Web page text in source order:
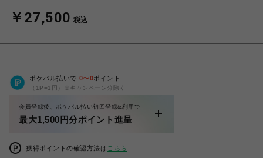
￥27,500 税込
ポケパル払いで 0〜0ポイント
（1P=1円）※キャンペーン分除く
会員登録後、ポケパル払い初回登録&利用で
最大1,500円分ポイント進呈
獲得ポイントの確認方法は こちら